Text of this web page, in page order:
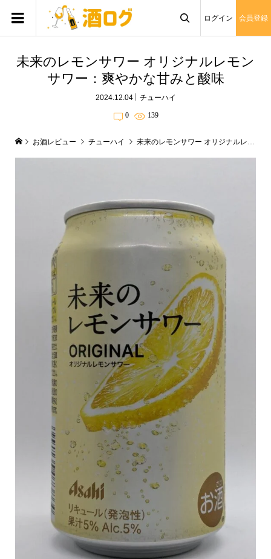
ログイン 会員登録
未来のレモンサワー オリジナルレモン
サワー：爽やかな甘みと酸味
2024.12.04 チューハイ
0 139
お酒レビュー チューハイ 未来のレモンサワー オリジナルレモンサワー：爽やかな甘みと酸味